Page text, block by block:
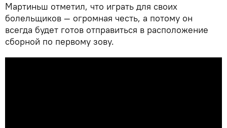
Мартиньш отметил, что играть для своих
болельщиков — огромная честь, а потому он
всегда будет готов отправиться в расположение
сборной по первому зову.